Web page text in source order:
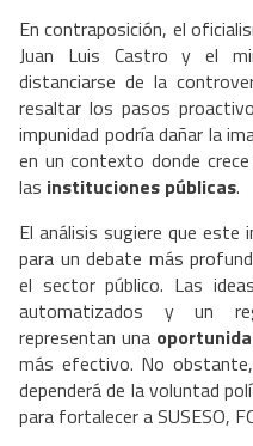
En contraposición, el
Juan Luis Castro y el
distanciarse de la
resaltar los pasos
impunidad podría dañar la
en un contexto donde
las instituciones públicas.
El análisis sugiere que este
para un debate más
el sector público. Las
automatizados y un
representan una
más efectivo. No
dependerá de la voluntad
para fortalecer a SUSESO,